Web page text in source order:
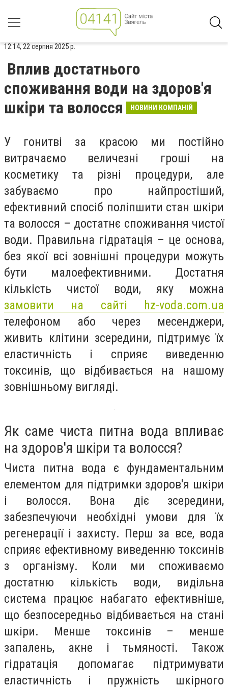
12:14, 22 серпня 2025 р.
Вплив достатнього
споживання води на здоров'я
шкіри та волосся
НОВИНИ КОМПАНІЙ
У гонитві за красою ми постійно
витрачаємо величезні гроші на
косметику та різні процедури, але
забуваємо про найпростіший,
ефективний спосіб поліпшити стан шкіри
та волосся – достатнє споживання чистої
води. Правильна гідратація – це основа,
без якої всі зовнішні процедури можуть
бути малоефективними. Достатня
кількість чистої води, яку можна
замовити на сайті hz-voda.com.ua
телефоном або через месенджери,
живить клітини зсередини, підтримує їх
еластичність і сприяє виведенню
токсинів, що відбивається на нашому
зовнішньому вигляді.
Як саме чиста питна вода впливає
на здоров'я шкіри та волосся?
Чиста питна вода є фундаментальним
елементом для підтримки здоров'я шкіри
і волосся. Вона діє зсередини,
забезпечуючи необхідні умови для їх
регенерації і захисту. Перш за все, вода
сприяє ефективному виведенню токсинів
з організму. Коли ми споживаємо
достатню кількість води, видільна
система працює набагато ефективніше,
що безпосередньо відбивається на стані
шкіри. Менше токсинів – менше
запалень, акне і тьмяності. Також
гідратація допомагає підтримувати
еластичність і пружність шкірного